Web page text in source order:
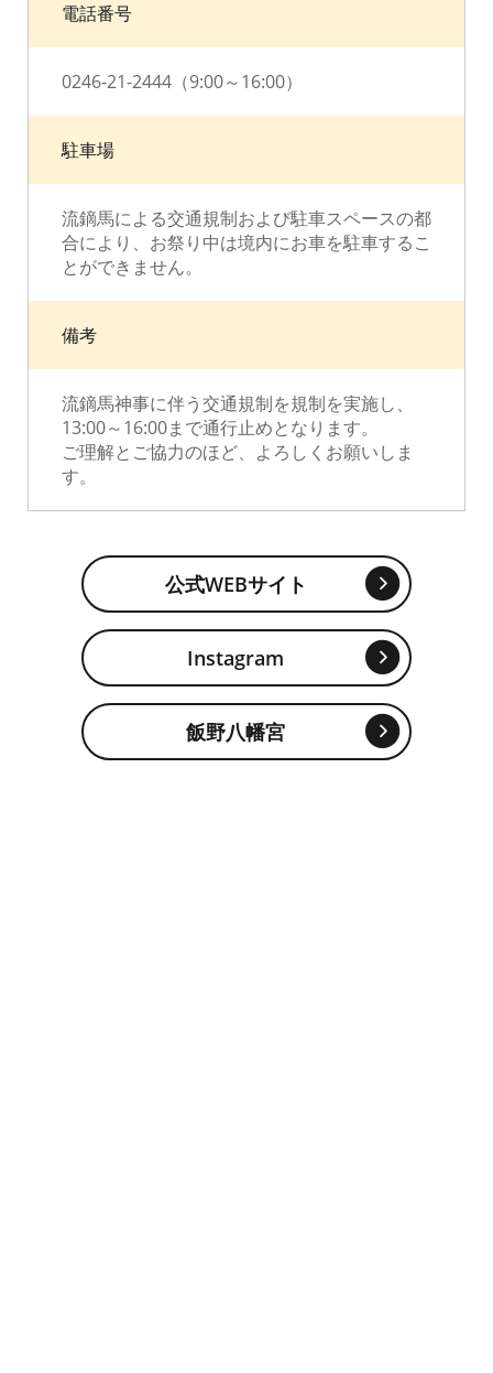
電話番号
0246-21-2444（9:00～16:00）
駐車場
流鏑馬による交通規制および駐車スペースの都
合により、お祭り中は境内にお車を駐車するこ
とができません。
備考
流鏑馬神事に伴う交通規制を規制を実施し、
13:00～16:00まで通行止めとなります。
ご理解とご協力のほど、よろしくお願いしま
す。
公式WEBサイト
Instagram
飯野八幡宮